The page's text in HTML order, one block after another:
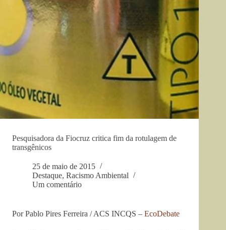
Pesquisadora da Fiocruz critica fim da rotulagem de
transgênicos
25 de maio de 2015
Destaque, Racismo Ambiental
Um comentário
Por Pablo Pires Ferreira / ACS INCQS – EcoDebate